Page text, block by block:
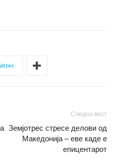
Следна вест
Земјотрес стресе делови од
Македонија – еве каде е
епицентарот